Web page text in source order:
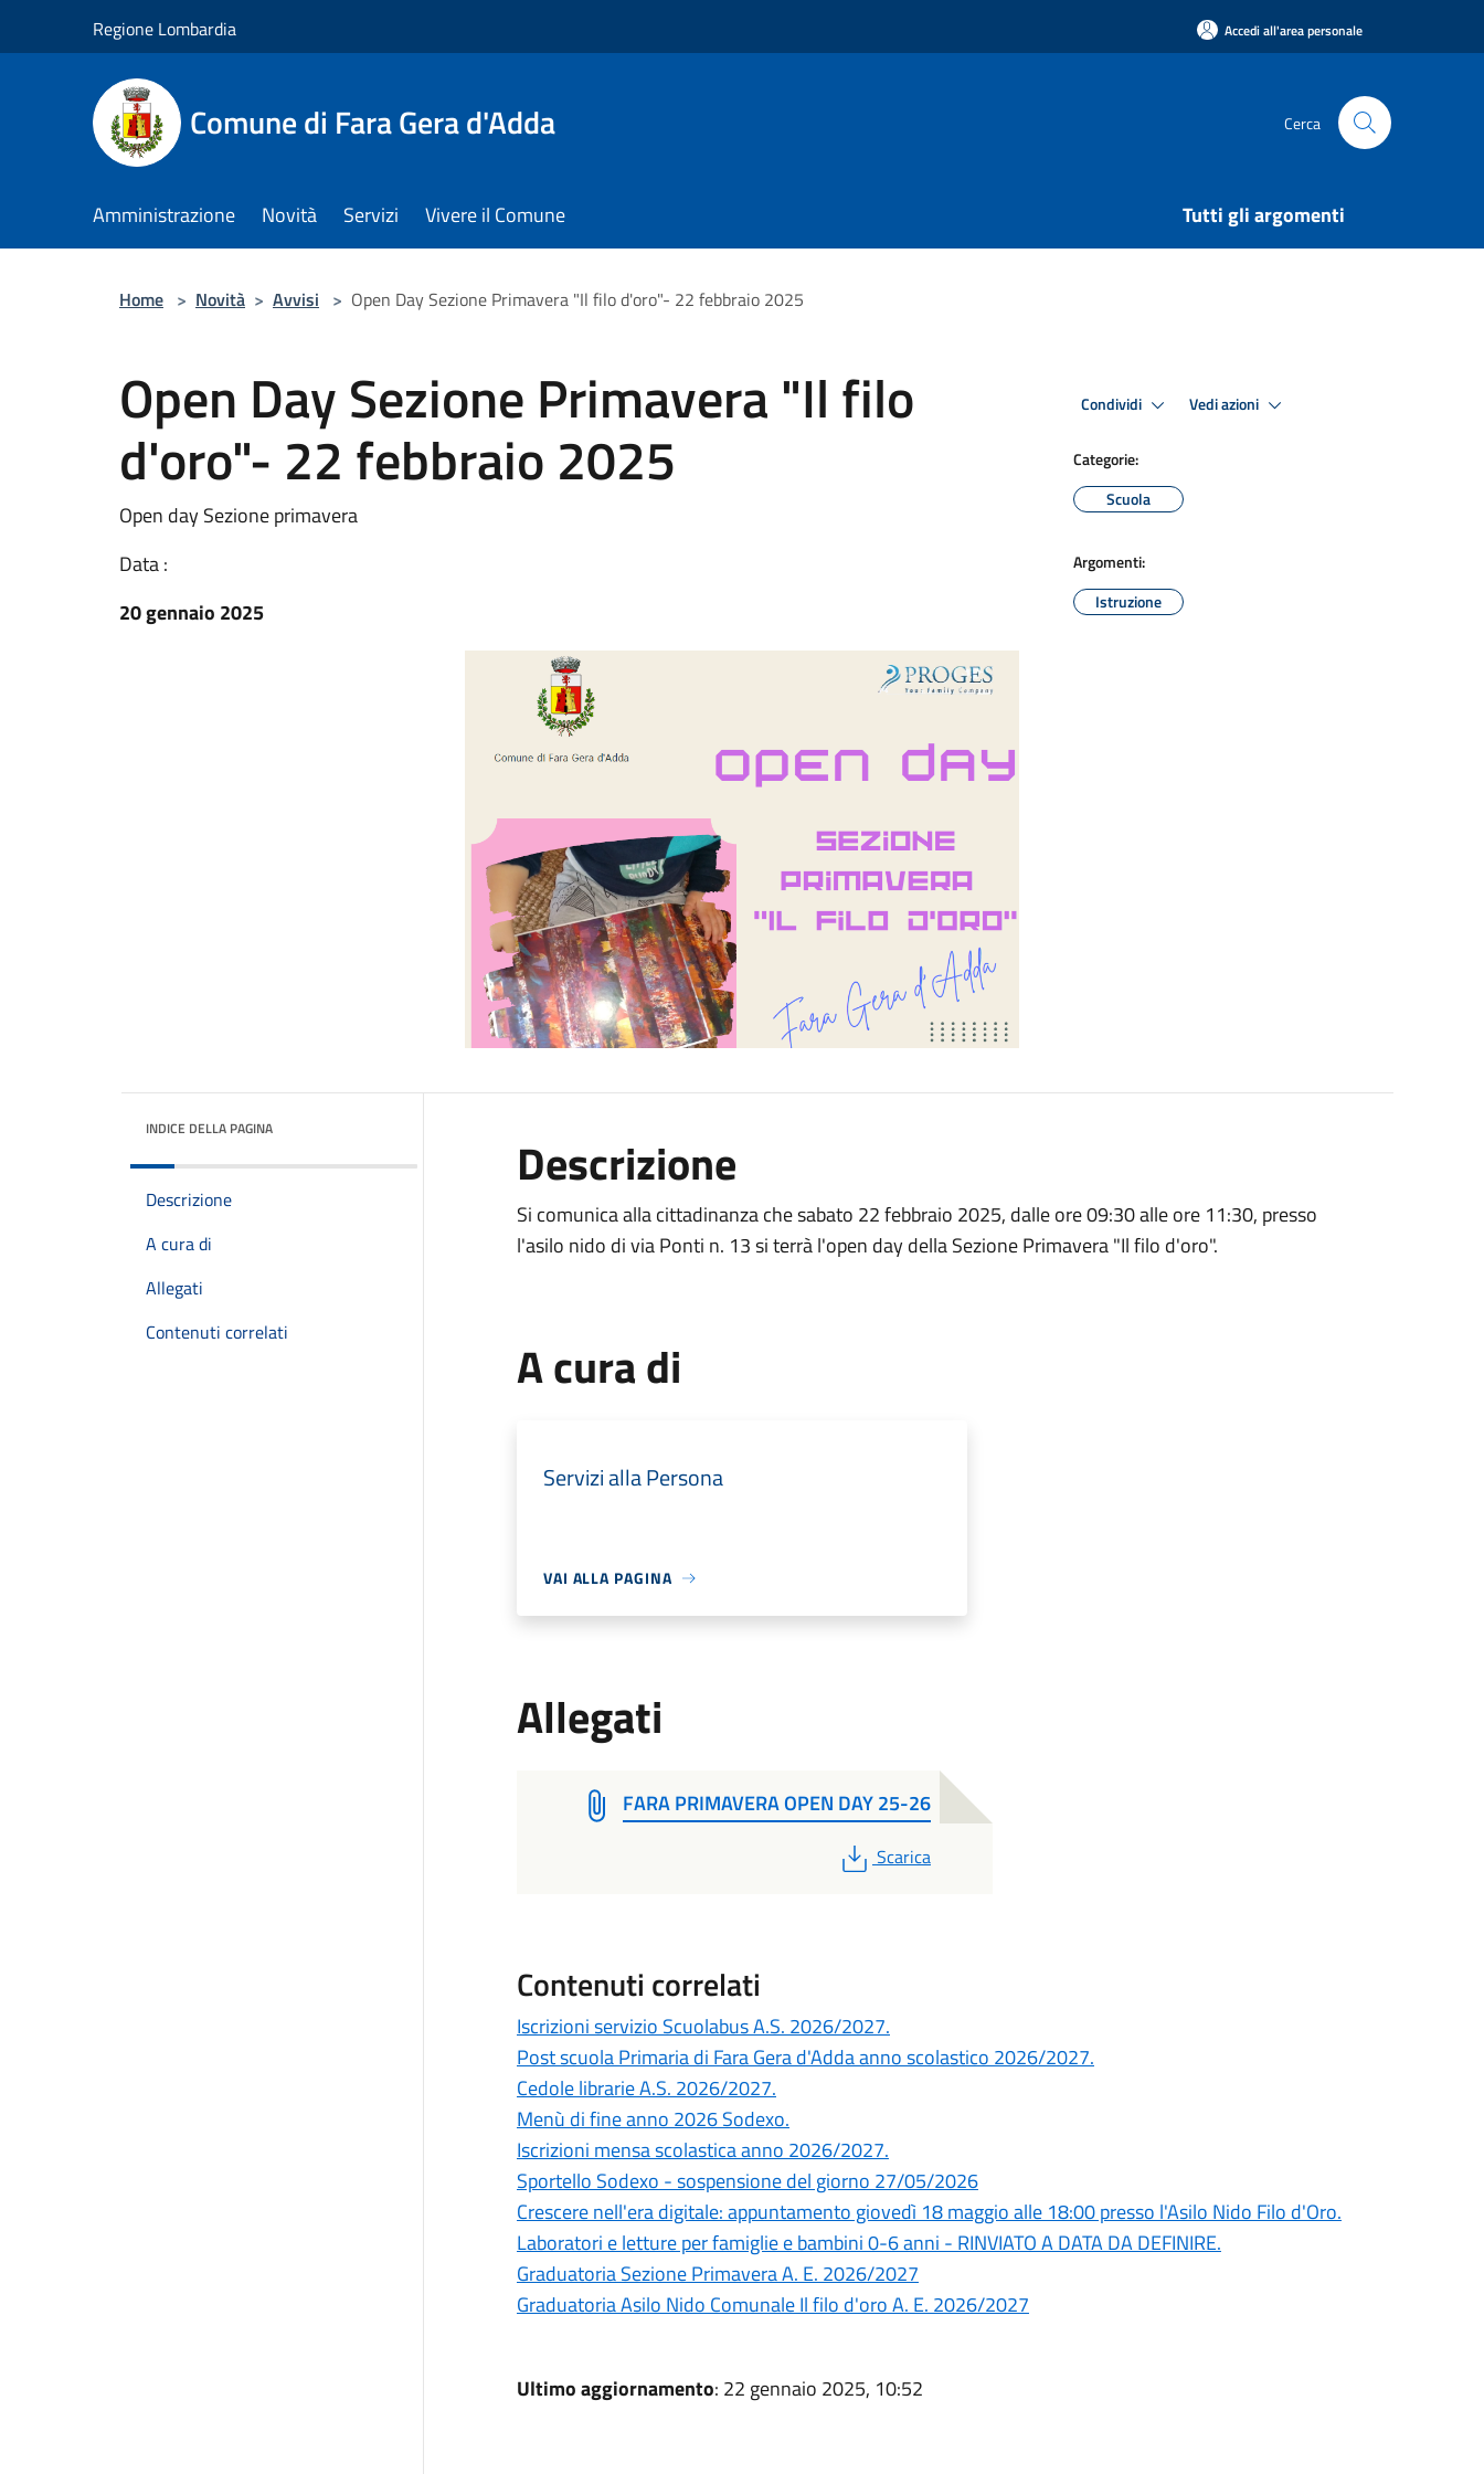
Regione Lombardia Accedi all'area personale
Comune di Fara Gera d'Adda Cerca
Amministrazione Novità Servizi Vivere il Comune Tutti gli argomenti
Home > Novità > Avvisi > Open Day Sezione Primavera "Il filo d'oro"- 22 febbraio 2025
Open Day Sezione Primavera "Il filo
d'oro"- 22 febbraio 2025
Open day Sezione primavera
Data :
20 gennaio 2025
Condividi Vedi azioni
Categorie:
Scuola
Argomenti:
Istruzione
INDICE DELLA PAGINA
Descrizione
A cura di
Allegati
Contenuti correlati
Descrizione
Si comunica alla cittadinanza che sabato 22 febbraio 2025, dalle ore 09:30 alle ore 11:30, presso
l'asilo nido di via Ponti n. 13 si terrà l'open day della Sezione Primavera "Il filo d'oro".
A cura di
Servizi alla Persona
VAI ALLA PAGINA
Allegati
FARA PRIMAVERA OPEN DAY 25-26
PDF
Scarica
Contenuti correlati
Iscrizioni servizio Scuolabus A.S. 2026/2027.
Post scuola Primaria di Fara Gera d'Adda anno scolastico 2026/2027.
Cedole librarie A.S. 2026/2027.
Menù di fine anno 2026 Sodexo.
Iscrizioni mensa scolastica anno 2026/2027.
Sportello Sodexo - sospensione del giorno 27/05/2026
Crescere nell'era digitale: appuntamento giovedì 18 maggio alle 18:00 presso l'Asilo Nido Filo d'Oro.
Laboratori e letture per famiglie e bambini 0-6 anni - RINVIATO A DATA DA DEFINIRE.
Graduatoria Sezione Primavera A. E. 2026/2027
Graduatoria Asilo Nido Comunale Il filo d'oro A. E. 2026/2027
Ultimo aggiornamento: 22 gennaio 2025, 10:52